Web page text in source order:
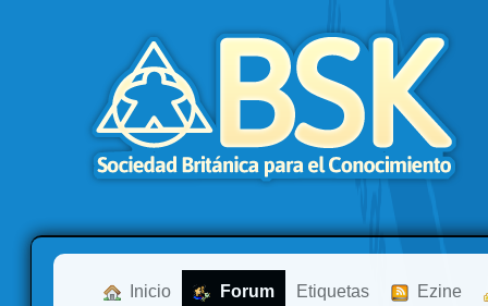
Inicio Forum Etiquetas Ezine